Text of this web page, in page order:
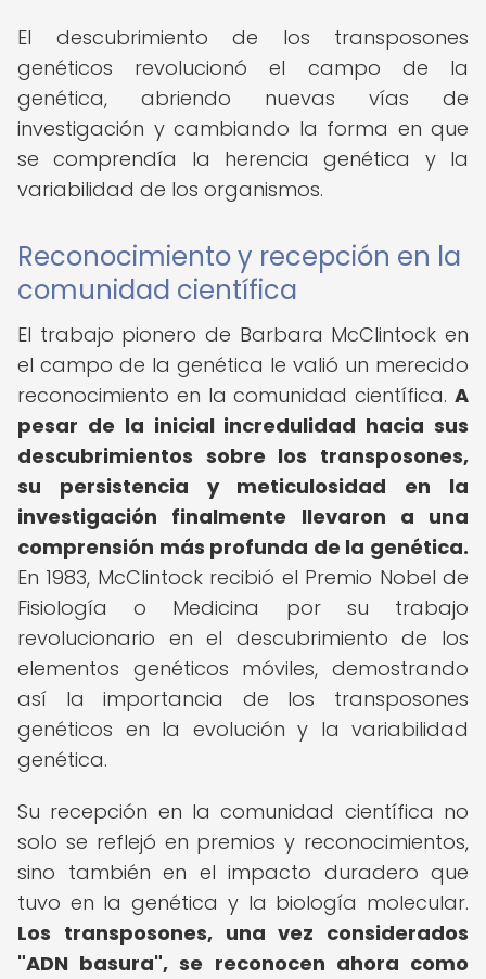
El descubrimiento de los transposones
genéticos revolucionó el campo de la
genética, abriendo nuevas vías de
investigación y cambiando la forma en que
se comprendía la herencia genética y la
variabilidad de los organismos.
Reconocimiento y recepción en la
comunidad científica
El trabajo pionero de Barbara McClintock en
el campo de la genética le valió un merecido
reconocimiento en la comunidad científica. A
pesar de la inicial incredulidad hacia sus
descubrimientos sobre los transposones,
su persistencia y meticulosidad en la
investigación finalmente llevaron a una
comprensión más profunda de la genética.
En 1983, McClintock recibió el Premio Nobel de
Fisiología o Medicina por su trabajo
revolucionario en el descubrimiento de los
elementos genéticos móviles, demostrando
así la importancia de los transposones
genéticos en la evolución y la variabilidad
genética.
Su recepción en la comunidad científica no
solo se reflejó en premios y reconocimientos,
sino también en el impacto duradero que
tuvo en la genética y la biología molecular.
Los transposones, una vez considerados
"ADN basura", se reconocen ahora como